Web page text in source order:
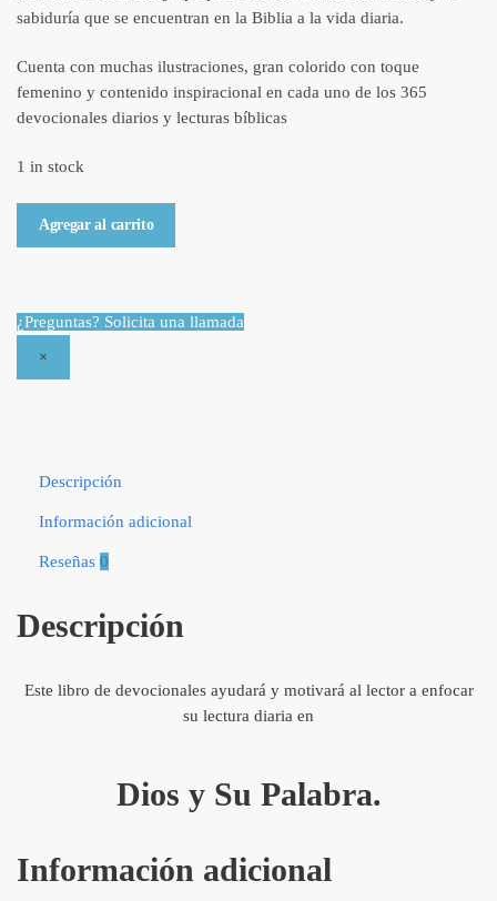
sabiduría que se encuentran en la Biblia a la vida diaria.
Cuenta con muchas ilustraciones, gran colorido con toque
femenino y contenido inspiracional en cada uno de los 365
devocionales diarios y lecturas bíblicas
1 in stock
Devocional - Un año con Dios - 365 devocionales quantity
Agregar al carrito
¿Preguntas? Solicita una llamada
×
Descripción
Información adicional
Reseñas 0
Descripción
Este libro de devocionales ayudará y motivará al lector a enfocar
su lectura diaria en
Dios y Su Palabra.
Información adicional